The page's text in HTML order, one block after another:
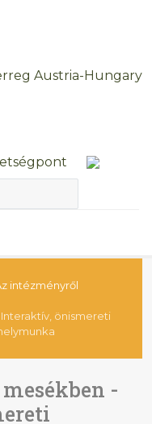
intézményről
önismereti
-